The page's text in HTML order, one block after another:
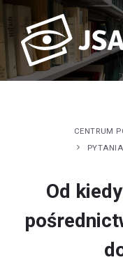
CENTRUM
Od